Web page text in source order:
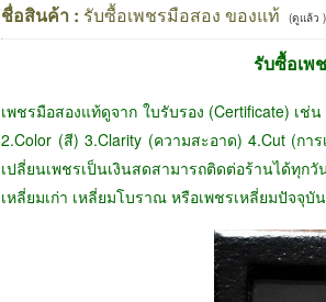
ชื่อสินค้า : รับซื้อเพชรมือสอง ของแท้ (ดูแล้ว )
รับซื้อเพ
เพชรมือสองแท้ดูจาก ใบรับรอง (Certificate) เ
2.Color (สี) 3.Clarity (ความสะอาด) 4.Cut (กา
เปลี่ยนเพชรเป็นเงินสดสามารถติดต่อร้านได้ทุ
เหลี่ยมเก่า เหลี่ยมโบราณหรือเพชรเหลี่ยมปัจจุบั